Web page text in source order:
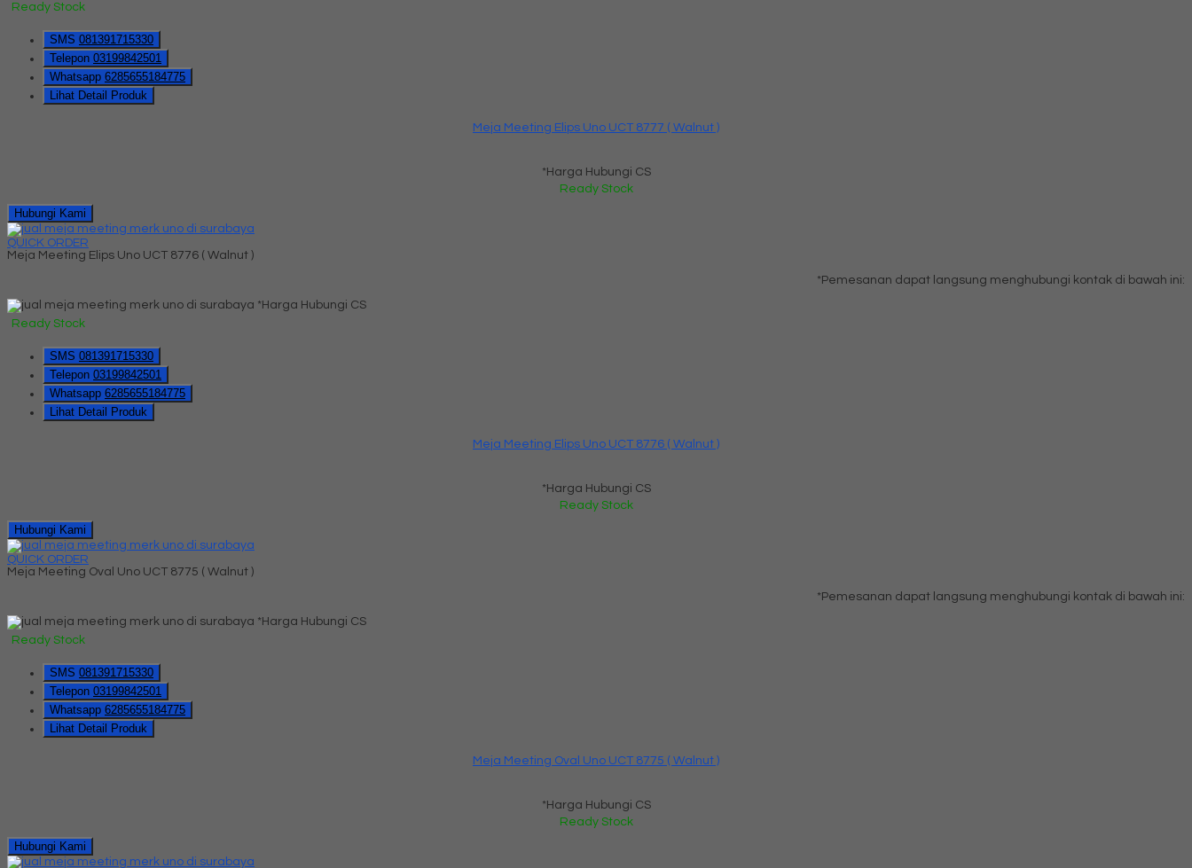
Ready Stock
SMS 081391715330
Telepon 03199842501
Whatsapp 6285655184775
Lihat Detail Produk
Meja Meeting Elips Uno UCT 8777 ( Walnut )
*Harga Hubungi CS
Ready Stock
Hubungi Kami
QUICK ORDER
Meja Meeting Elips Uno UCT 8776 ( Walnut )
*Pemesanan dapat langsung menghubungi kontak di bawah ini:
*Harga Hubungi CS
Ready Stock
SMS 081391715330
Telepon 03199842501
Whatsapp 6285655184775
Lihat Detail Produk
Meja Meeting Elips Uno UCT 8776 ( Walnut )
*Harga Hubungi CS
Ready Stock
Hubungi Kami
QUICK ORDER
Meja Meeting Oval Uno UCT 8775 ( Walnut )
*Pemesanan dapat langsung menghubungi kontak di bawah ini:
*Harga Hubungi CS
Ready Stock
SMS 081391715330
Telepon 03199842501
Whatsapp 6285655184775
Lihat Detail Produk
Meja Meeting Oval Uno UCT 8775 ( Walnut )
*Harga Hubungi CS
Ready Stock
Hubungi Kami